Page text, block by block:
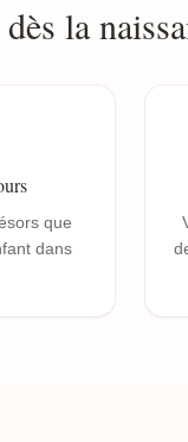
la
que
dans